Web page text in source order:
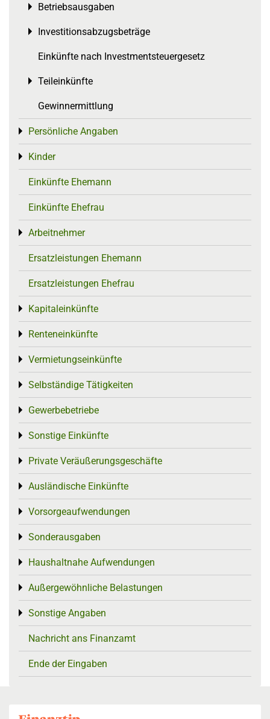
Betriebsausgaben
Toggle menu
Investitionsabzugsbeträge
Toggle menu
Einkünfte nach Investmentsteuergesetz
Teileinkünfte
Toggle menu
Gewinnermittlung
Persönliche Angaben
Toggle menu
Kinder
Toggle menu
Einkünfte Ehemann
Einkünfte Ehefrau
Arbeitnehmer
Toggle menu
Ersatzleistungen Ehemann
Ersatzleistungen Ehefrau
Kapitaleinkünfte
Toggle menu
Renteneinkünfte
Toggle menu
Vermietungseinkünfte
Toggle menu
Selbständige Tätigkeiten
Toggle menu
Gewerbebetriebe
Toggle menu
Sonstige Einkünfte
Toggle menu
Private Veräußerungsgeschäfte
Toggle menu
Ausländische Einkünfte
Toggle menu
Vorsorgeaufwendungen
Toggle menu
Sonderausgaben
Toggle menu
Haushaltnahe Aufwendungen
Toggle menu
Außergewöhnliche Belastungen
Toggle menu
Sonstige Angaben
Toggle menu
Nachricht ans Finanzamt
Ende der Eingaben